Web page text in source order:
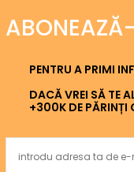
PENTRU A PRIMI
DACĂ VREI SĂ TE
+300K DE PĂRINȚI